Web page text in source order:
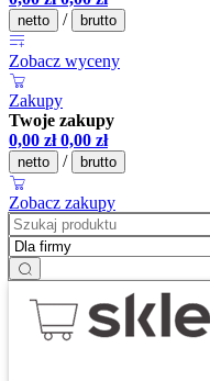
netto / brutto
Zobacz wyceny
Zakupy
Twoje zakupy
0,00 zł 0,00 zł
netto / brutto
Zobacz zakupy